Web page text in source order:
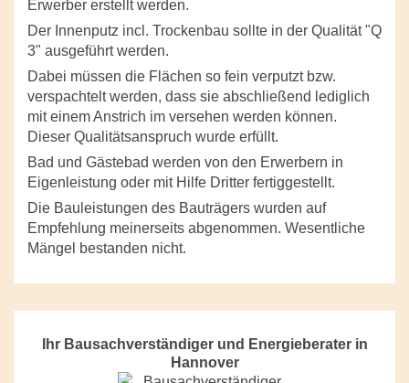
Erwerber erstellt werden.
Der Innenputz incl. Trockenbau sollte in der Qualität "Q
3" ausgeführt werden.
Dabei müssen die Flächen so fein verputzt bzw.
verspachtelt werden, dass sie abschließend lediglich
mit einem Anstrich im versehen werden können.
Dieser Qualitätsanspruch wurde erfüllt.
Bad und Gästebad werden von den Erwerbern in
Eigenleistung oder mit Hilfe Dritter fertiggestellt.
Die Bauleistungen des Bauträgers wurden auf
Empfehlung meinerseits abgenommen. Wesentliche
Mängel bestanden nicht.
Ihr Bausachverständiger und Energieberater in
Hannover